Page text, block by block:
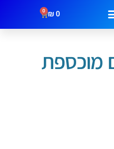
0
₪
0
מוכספת "נבל"
מוכספת